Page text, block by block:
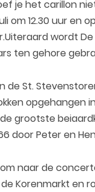
je het carillon
om 12.30 uur en
wordt De
ten gehore
de St.
opgehangen
grootste
door Peter en
naar de
Korenmarkt en